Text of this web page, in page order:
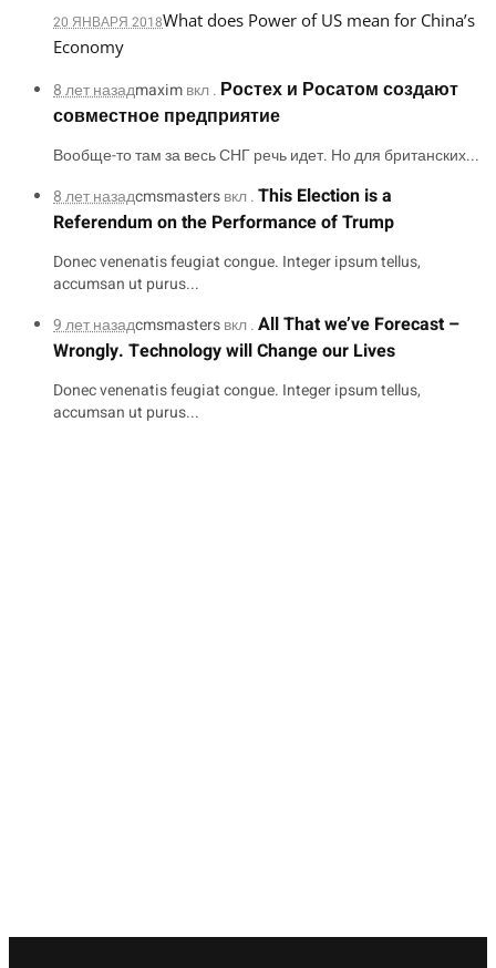
20 ЯНВАРЯ 2018What does Power of US mean for China’s
Economy
8 лет назадmaximвкл . Ростех и Росатом создают
совместное предприятие
Вообще-то там за весь СНГ речь идет. Но для британских...
8 лет назадcmsmastersвкл .This Election is a
Referendum on the Performance of Trump
Donec venenatis feugiat congue. Integer ipsum tellus,
accumsan ut purus...
9 лет назадcmsmastersвкл .All That we’ve Forecast –
Wrongly. Technology will Change our Lives
Donec venenatis feugiat congue. Integer ipsum tellus,
accumsan ut purus...